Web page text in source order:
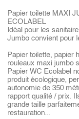
Papier toilette MAXI
ECOLABEL
Idéal pour les
Jumbo convient pour
Papier toilette, papier
rouleaux maxi jumbo
Papier WC Ecolabel
produit écologique,
autonomie de 350
rapport qualité / prix.
grande taille
restauration...